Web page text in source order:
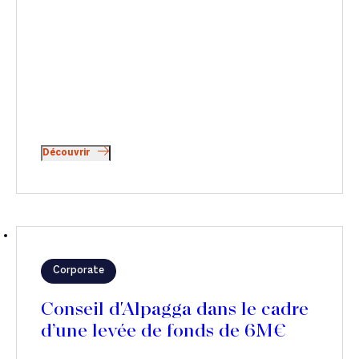
Découvrir
Corporate
Conseil d'Alpagga dans le cadre
d’une levée de fonds de 6M€